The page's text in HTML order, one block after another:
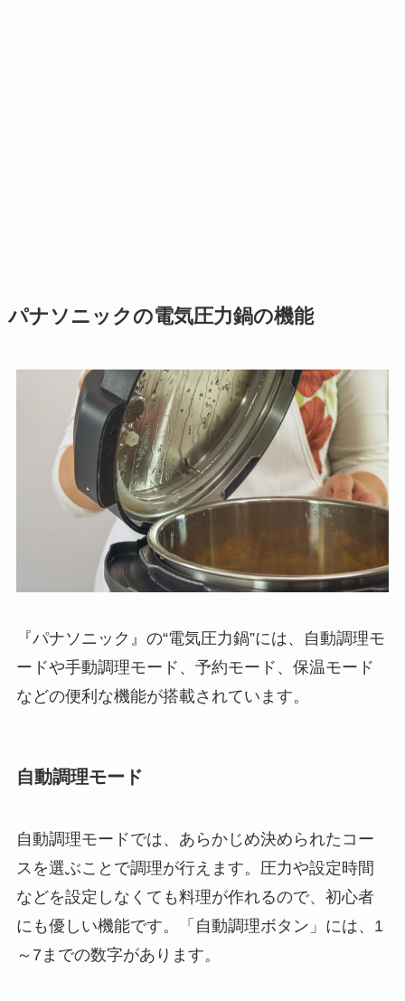
パナソニックの電気圧力鍋の機能
『パナソニック』の“電気圧力鍋”には、自動調理モ
ードや手動調理モード、予約モード、保温モード
などの便利な機能が搭載されています。
自動調理モード
自動調理モードでは、あらかじめ決められたコー
スを選ぶことで調理が行えます。 圧力や設定時間
などを設定しなくても料理が作れるので、初心者
にも優しい機能です。「自動調理ボタン」には、1
～7までの数字があります。